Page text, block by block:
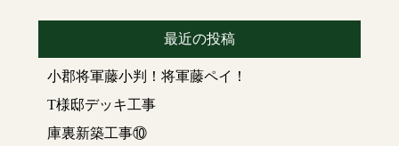
最近の投稿
小郡将軍藤小判！将軍藤ペイ！
T様邸デッキ工事
庫裏新築工事⑩